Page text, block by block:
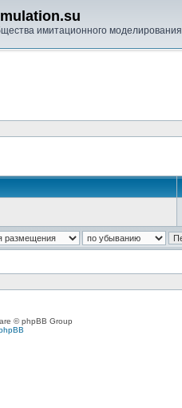
имитационного моделирования
© phpBB Group